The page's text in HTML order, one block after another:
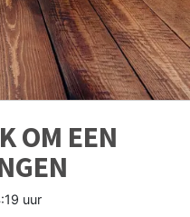
OM EEN
uur